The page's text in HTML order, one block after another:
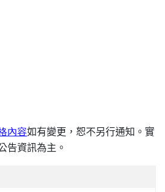
內容如有變更，恕不另行通知。實
告資訊為主。